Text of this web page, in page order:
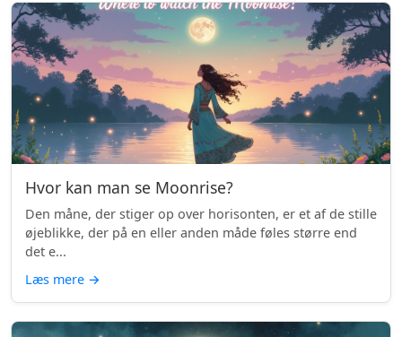
Hvor kan man se Moonrise?
Den måne, der stiger op over horisonten, er et af de stille
øjeblikke, der på en eller anden måde føles større end
det e...
Læs mere →